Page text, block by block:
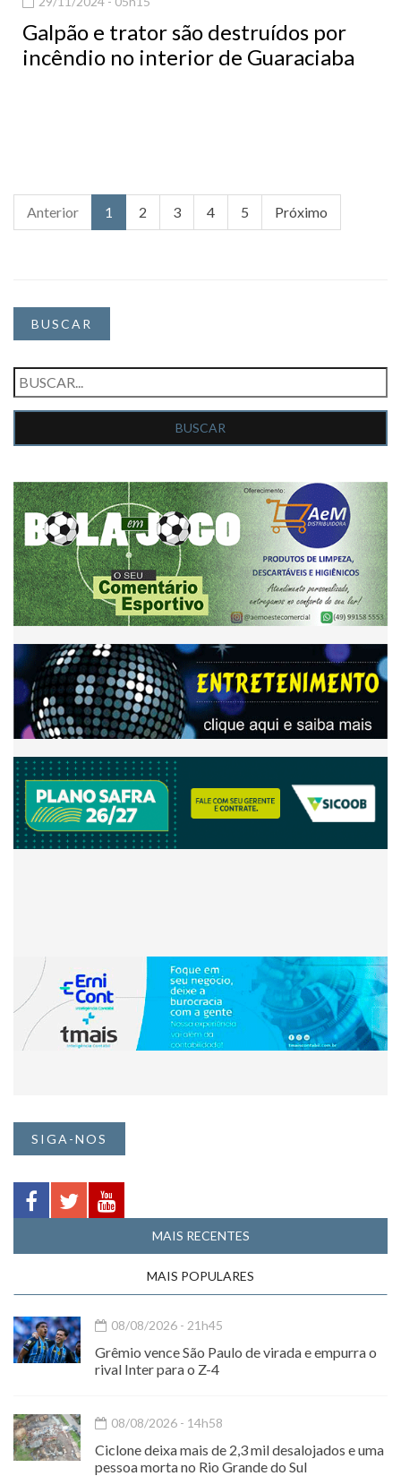
Galpão e trator são destruídos por
incêndio no interior de Guaraciaba
Anterior 1 2 3 4 5 Próximo
BUSCAR
SIGA-NOS
MAIS RECENTES
MAIS POPULARES
08/08/2026 - 21h45
Grêmio vence São Paulo de virada e empurra o
rival Inter para o Z-4
08/08/2026 - 14h58
Ciclone deixa mais de 2,3 mil desalojados e uma
pessoa morta no Rio Grande do Sul